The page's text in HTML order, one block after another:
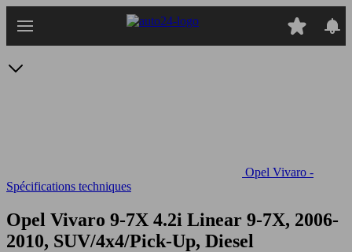
au
Opel Vivaro -
Spécifications techniques
Opel Vivaro 9-7X 4.2i Linear 9-7X, 2006-
2010, SUV/4x4/Pick-Up, Diesel